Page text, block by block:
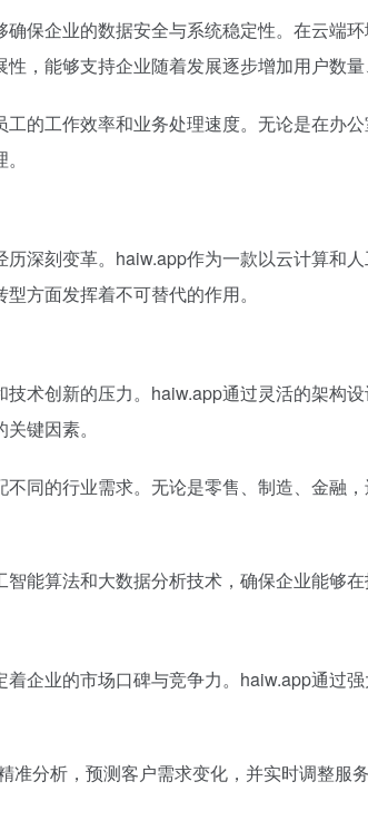
保企业的数据安全与系统稳定性。在云端
，能够支持企业随着发展逐步增加用户数量
的工作效率和业务处理速度。无论是在办
深刻变革。haiw.app作为一款以云计算和
方面发挥着不可替代的作用。
术创新的压力。haiw.app通过灵活的架构
键因素。
同的行业需求。无论是零售、制造、金融
能算法和大数据分析技术，确保企业能够在
企业的市场口碑与竞争力。haiw.app通过
分析，预测客户需求变化，并实时调整